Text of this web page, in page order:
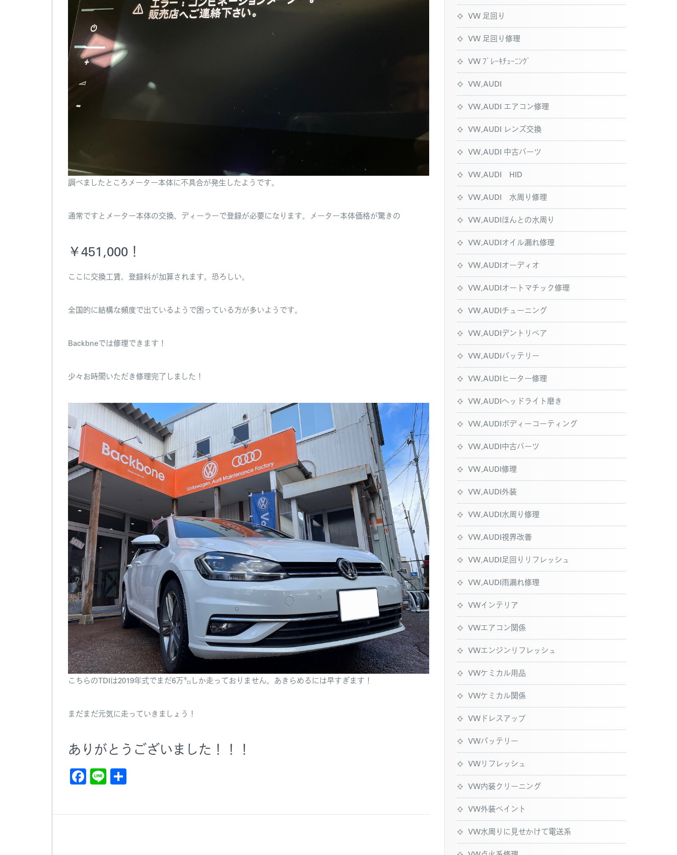
調べましたところメーター本体に不具合が発生したようです。
通常ですとメーター本体の交換、ディーラーで登録が必要になります。メーター本体価格が驚きの
￥451,000！
ここに交換工賃、登録料が加算されます。恐ろしい。
全国的に結構な頻度で出ているようで困っている方が多いようです。
Backbneでは修理できます！
少々お時間いただき修理完了しました！
こちらのTDIは2019年式でまだ6万㌔しか走っておりません。あきらめるには早すぎます！
まだまだ元気に走っていきましょう！
ありがとうございました！！！
F Li
VW 足回り
VW 足回り修理
VW ﾌﾞﾚｰｷﾁｭｰﾆﾝｸﾞ
VW,AUDI
VW,AUDI エアコン修理
VW,AUDI レンズ交換
VW,AUDI 中古パーツ
VW,AUDI HID
VW,AUDI 水周り修理
VW,AUDIほんとの水周り
VW,AUDIオイル漏れ修理
VW,AUDIオーディオ
VW,AUDIオートマチック修理
VW,AUDIチューニング
VW,AUDIデントリペア
VW,AUDIバッテリー
VW,AUDIヒーター修理
VW,AUDIヘッドライト磨き
VW,AUDIボディーコーティング
VW,AUDI中古パーツ
VW,AUDI修理
VW,AUDI外装
VW,AUDI水周り修理
VW,AUDI視界改善
VW,AUDI足回りリフレッシュ
VW,AUDI雨漏れ修理
VWインテリア
VWエアコン関係
VWエンジンリフレッシュ
VWケミカル用品
VWケミカル関係
VWドレスアップ
VWバッテリー
VWリフレッシュ
VW内装クリーニング
VW外装ペイント
VW水周りに見せかけて電送系